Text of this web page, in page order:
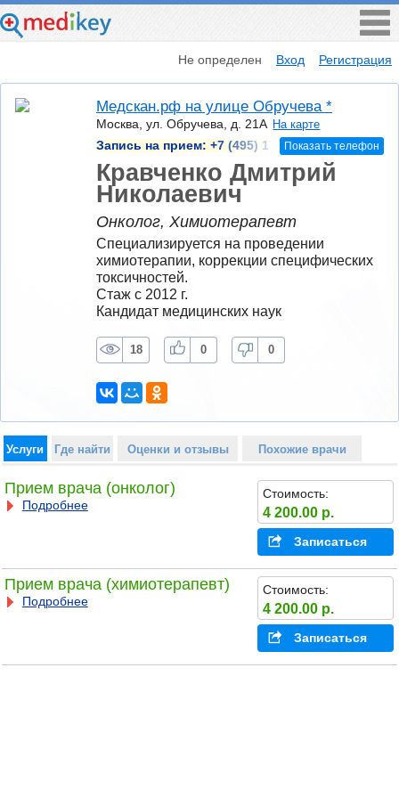
Не определен Вход Регистрация
Медскан.рф на улице Обручева *
Москва, ул. Обручева, д. 21А На карте
Запись на прием: +7 (495) 1 Показать телефон
Кравченко Дмитрий
Николаевич
Онколог, Химиотерапевт
Специализируется на проведении
химиотерапии, коррекции специфических
токсичностей.
Стаж с 2012 г.
Кандидат медицинских наук
18 0 0
Услуги Где найти Оценки и отзывы Похожие врачи
Прием врача (онколог)
Подробнее
Стоимость:
4 200.00 р.
Записаться
Прием врача (химиотерапевт)
Подробнее
Стоимость:
4 200.00 р.
Записаться